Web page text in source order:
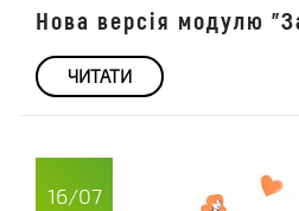
Нова версія модулю
ЧИТАТИ
16/07